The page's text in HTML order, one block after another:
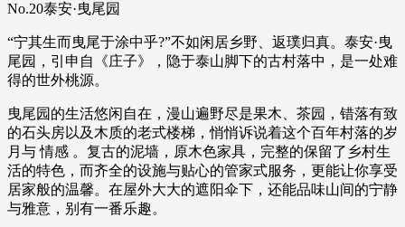
No.20泰安·曳尾园
“宁其生而曳尾于涂中乎?”不如闲居乡野、返璞归真。泰安·曳
尾园，引申自《庄子》，隐于泰山脚下的古村落中，是一处难
得的世外桃源。
曳尾园的生活悠闲自在，漫山遍野尽是果木、茶园，错落有致
的石头房以及木质的老式楼梯，悄悄诉说着这个百年村落的岁
月与 情感 。复古的泥墙，原木色家具，完整的保留了乡村生
活的特色，而齐全的设施与贴心的管家式服务，更能让你享受
居家般的温馨。在屋外大大的遮阳伞下，还能品味山间的宁静
与雅意，别有一番乐趣。